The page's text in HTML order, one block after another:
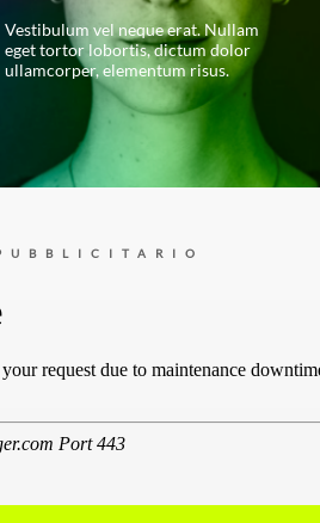
Vestibulum vel neque erat. Nullam
eget tortor lobortis, dictum dolor
ullamcorper, elementum risus.
LEGGI TUTTO